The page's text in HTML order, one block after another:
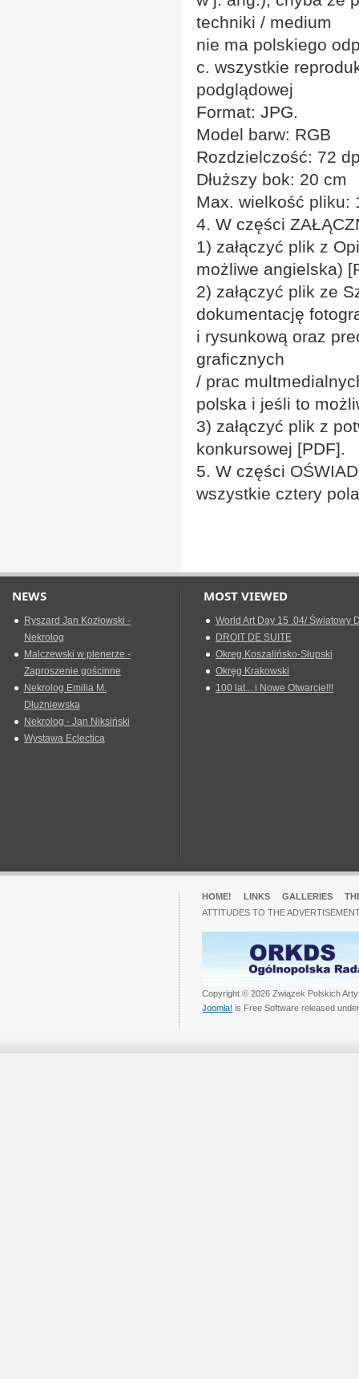
techniki / medium
nie ma polskiego
c. wszystkie
podglądowej
Format: JPG.
Model barw: RGB
Rozdzielczość: 72
Dłuższy bok: 20 cm
Max. wielkość pliku:
4. W części
1) załączyć plik z
możliwe angielska)
2) załączyć plik ze
dokumentację
i rysunkową oraz
graficznych
/ prac
polska i jeśli to
3) załączyć plik z
konkursowej [PDF].
5. W części
wszystkie cztery
NEWS
Ryszard Jan Kozłowski -
Nekrolog
Malczewski w plenerze -
Zaproszenie gościnne
Nekrolog Emilia M.
Dłużniewska
Nekrolog - Jan Niksiński
Wystawa Eclectica
MOST VIEWED
World Art Day 15 .04/ Światowy
DROIT DE SUITE
Okreg Koszalińsko-Słupski
Okręg Krakowski
100 lat... i Nowe Otwarcie!!!
HOME! LINKS GALLERIES
ATTITUDES TO THE
Copyright © 2026 Związek Polskich
Joomla! is Free Software released